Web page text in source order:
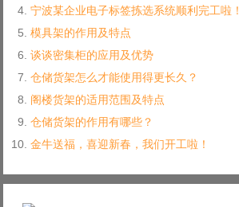
宁波某企业电子标签拣选系统顺利完工啦！
模具架的作用及特点
谈谈密集柜的应用及优势
仓储货架怎么才能使用得更长久？
阁楼货架的适用范围及特点
仓储货架的作用有哪些？
金牛送福，喜迎新春，我们开工啦！